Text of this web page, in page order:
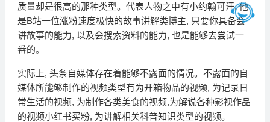
质量却是很高的那种类型。代表人物之中有小约翰可汗, 他
是B站一位涨粉速度极快的故事讲解类博主, 只要你具备会
讲故事的能力, 以及会搜索资料的能力, 也是能够去尝试一
番的。
实际上, 头条自媒体存在着能够不露面的情况。不露面的自
媒体所能够制作的视频类型有为开箱物品的视频, 为记录日
常生活的视频, 为制作各类美食的视频,为解说各种影视作品
的视频小红书买粉, 为讲解相关科普知识类型的视频。